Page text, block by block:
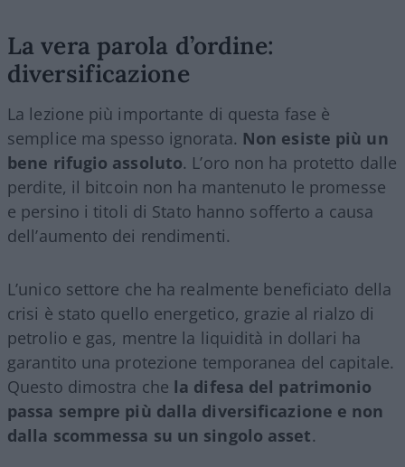
La vera parola d’ordine:
diversificazione
La lezione più importante di questa fase è
semplice ma spesso ignorata. Non esiste più un
bene rifugio assoluto. L’oro non ha protetto dalle
perdite, il bitcoin non ha mantenuto le promesse
e persino i titoli di Stato hanno sofferto a causa
dell’aumento dei rendimenti.
L’unico settore che ha realmente beneficiato della
crisi è stato quello energetico, grazie al rialzo di
petrolio e gas, mentre la liquidità in dollari ha
garantito una protezione temporanea del capitale.
Questo dimostra che la difesa del patrimonio
passa sempre più dalla diversificazione e non
dalla scommessa su un singolo asset.